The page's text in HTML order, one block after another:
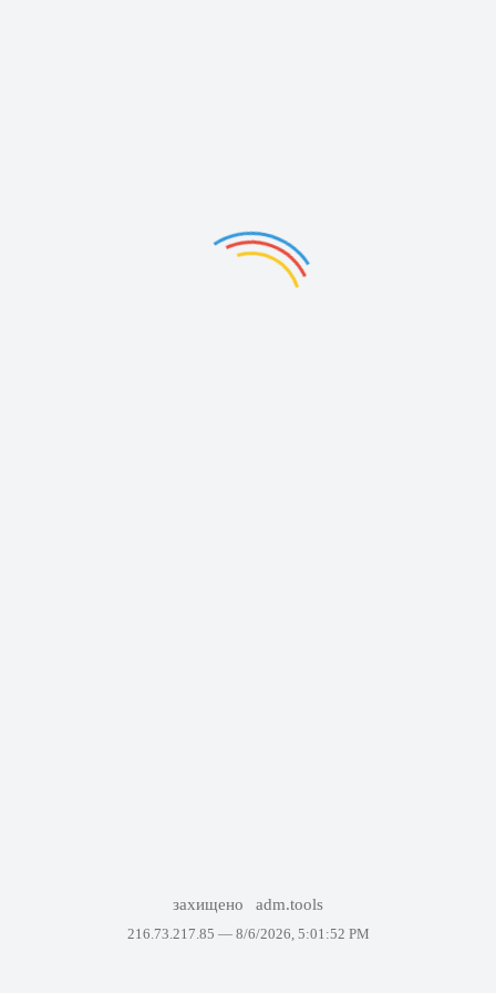
захищено adm.tools
216.73.217.85 — 8/6/2026, 5:01:52 PM